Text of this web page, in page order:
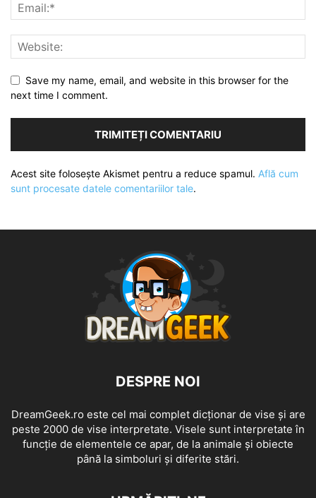
Save my name, email, and website in this browser for the
next time I comment.
Acest site folosește Akismet pentru a reduce spamul. Află cum
sunt procesate datele comentariilor tale.
DESPRE NOI
DreamGeek.ro este cel mai complet dicționar de vise și are
peste 2000 de vise interpretate. Visele sunt interpretate în
funcție de elementele ce apar, de la animale și obiecte
până la simboluri și diferite stări.